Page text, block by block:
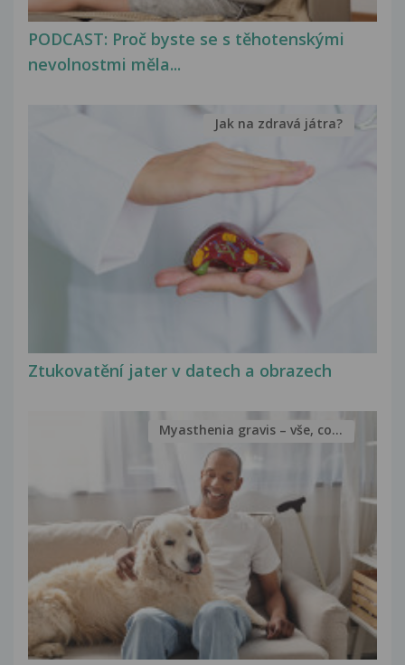
PODCAST: Proč byste se s těhotenskými
nevolnostmi měla...
Ztukovatění jater v datech a obrazech
Jak na zdravá játra?
Myasthenia gravis – vše, co...